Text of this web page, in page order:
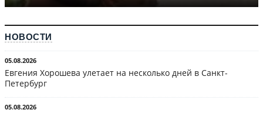
НОВОСТИ
05.08.2026
Евгения Хорошева улетает на несколько дней в Санкт-
Петербург
05.08.2026